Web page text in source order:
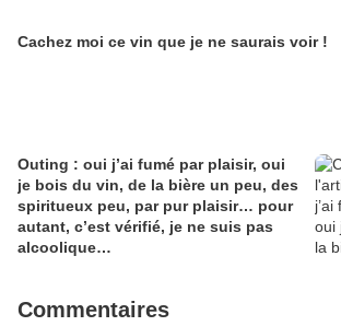
Cachez moi ce vin que je ne saurais voir !
Outing : oui j’ai fumé par plaisir, oui
je bois du vin, de la bière un peu, des
spiritueux peu, par pur plaisir… pour
autant, c’est vérifié, je ne suis pas
alcoolique…
Commentaires